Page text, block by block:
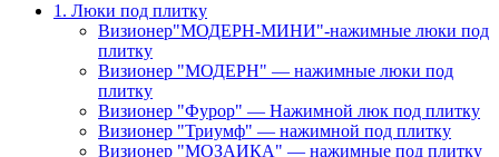
1. Люки под плитку
Визионер"МОДЕРН-МИНИ"-нажимные люки под
плитку
Визионер "МОДЕРН" — нажимные люки под
плитку
Визионер "Фурор" — Нажимной люк под плитку
Визионер "Триумф" — нажимной под плитку
Визионер "МОЗАИКА" — нажимные под плитку